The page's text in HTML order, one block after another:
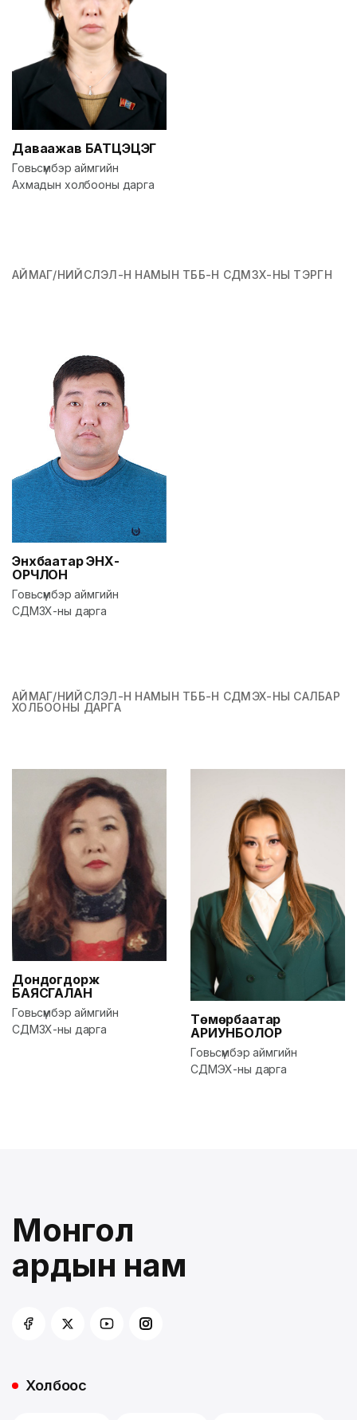
Даваажав БАТЦЭЦЭГ
Говьсүмбэр аймгийн
Ахмадын холбооны дарга
АЙМАГ/НИЙСЛЭЛ-Н НАМЫН ТББ-Н СДМЗХ-НЫ ТЭРГҮҮН
ЭнхбаатарЭНХ-
ОРЧЛОН
Говьсүмбэр аймгийн
СДМЗХ-ны дарга
АЙМАГ/НИЙСЛЭЛ-Н НАМЫН ТББ-Н СДМЭХ-НЫ САЛБАР
ХОЛБООНЫ ДАРГА
Дондогдорж
БАЯСГАЛАН
Говьсүмбэр аймгийн
СДМЗХ-ны дарга
Төмөрбаатар
АРИУНБОЛОР
Говьсүмбэр аймгийн
СДМЭХ-ны дарга
Монгол
ардын нам
Холбоос